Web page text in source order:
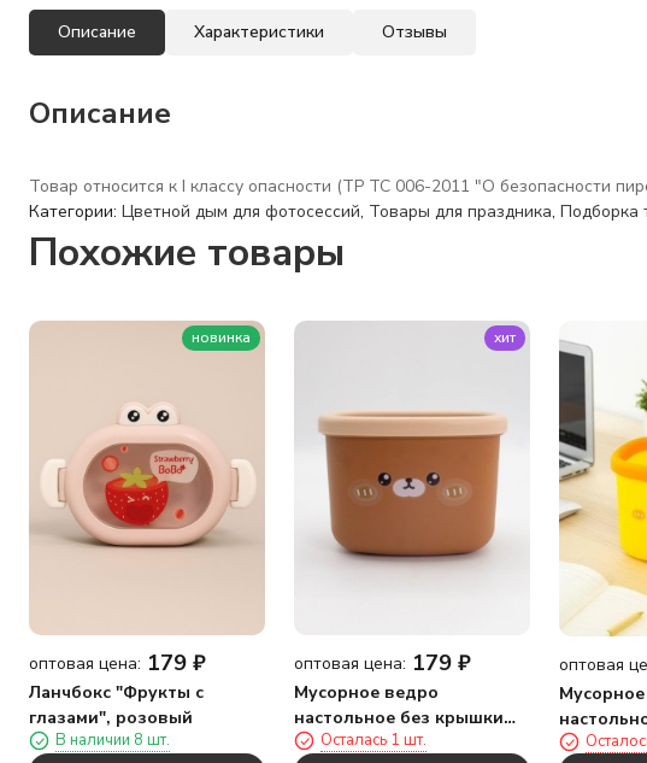
Описание Характеристики Отзывы
Описание
Товар относится к I классу опасности (ТР ТС 006-2011 "О безопасности
Категории: Цветной дым для фотосессий, Товары для праздника, Подборка
Похожие товары
новинка
оптовая цена: 179 ₽
Ланчбокс "Фрукты с
глазами", розовый
В наличии 8 шт.
хит
оптовая цена: 179 ₽
Мусорное ведро
настольное без крышки
"Bear", brown
Осталась 1 шт.
оптовая
"Chick",